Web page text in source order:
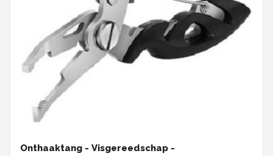
Onthaaktang - Visgereedschap -